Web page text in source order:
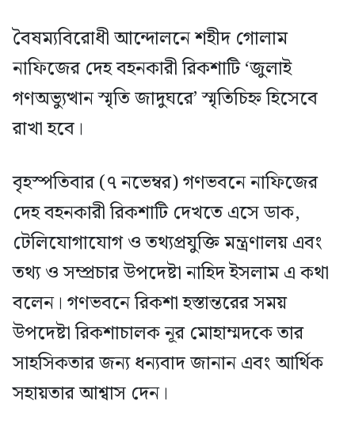
বৈষম্যবিরোধী আন্দোলনে শহীদ গোলাম
নাফিজের দেহ বহনকারী রিকশাটি ‘জুলাই
গণঅভ্যুত্থান স্মৃতি জাদুঘরে’ স্মৃতিচিহ্ন হিসেবে
রাখা হবে।
বৃহস্পতিবার (৭ নভেম্বর) গণভবনে নাফিজের
দেহ বহনকারী রিকশাটি দেখতে এসে ডাক,
টেলিযোগাযোগ ও তথ্যপ্রযুক্তি মন্ত্রণালয় এবং
তথ্য ও সম্প্রচার উপদেষ্টা নাহিদ ইসলাম এ কথা
বলেন। গণভবনে রিকশা হস্তান্তরের সময়
উপদেষ্টা রিকশাচালক নূর মোহাম্মদকে তার
সাহসিকতার জন্য ধন্যবাদ জানান এবং আর্থিক
সহায়তার আশ্বাস দেন।